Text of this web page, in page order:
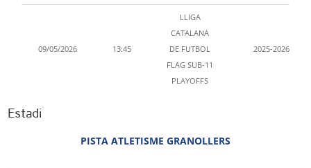
09/05/2026 13:45
LLIGA
CATALANA
DE FUTBOL
FLAG SUB-11
PLAYOFFS
2025-2026
Estadi
PISTA ATLETISME GRANOLLERS